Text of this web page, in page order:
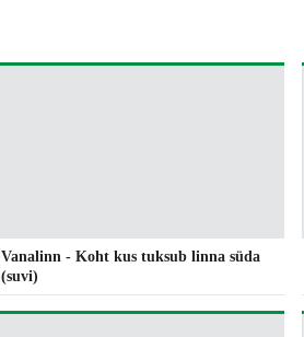
Vanalinn - Koht kus tuksub linna süda
(suvi)